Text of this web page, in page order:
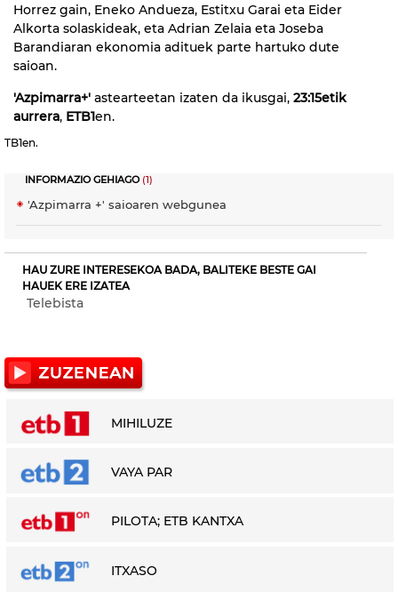
Horrez gain, Eneko Andueza, Estitxu Garai eta Eider
Alkorta solaskideak, eta Adrian Zelaia eta Joseba
Barandiaran ekonomia adituek parte hartuko dute
saioan.
'Azpimarra+' astearteetan izaten da ikusgai, 23:15etik
aurrera, ETB1en.
TB1en.
INFORMAZIO GEHIAGO(1)
'Azpimarra +' saioaren webgunea
HAU ZURE INTERESEKOA BADA, BALITEKE BESTE GAI
HAUEK ERE IZATEA
Telebista
MIHILUZE
VAYA PAR
PILOTA; ETB KANTXA
ITXASO